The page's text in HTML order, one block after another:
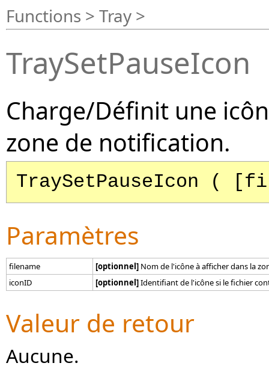
Functions > Tray >
TraySetPauseIcon
Charge/Définit une
zone de notification.
TraySetPauseIcon (
Paramètres
filename [optionnel] Nom de l'icône à afficher dans la
iconID
[optionnel]Identifiant de l'icône si le fichier
Valeur de retour
Aucune.